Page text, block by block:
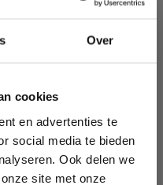
Over
cookies
en advertenties te
social media te bieden
Ook delen we
site met onze
je van
70%.